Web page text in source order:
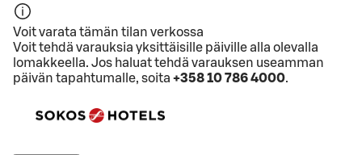
Voit varata tämän tilan verkossa
Voit tehdä varauksia yksittäisille päiville alla olevalla
lomakkeella. Jos haluat tehdä varauksen useamman
päivän tapahtumalle, soita +358 10 786 4000.